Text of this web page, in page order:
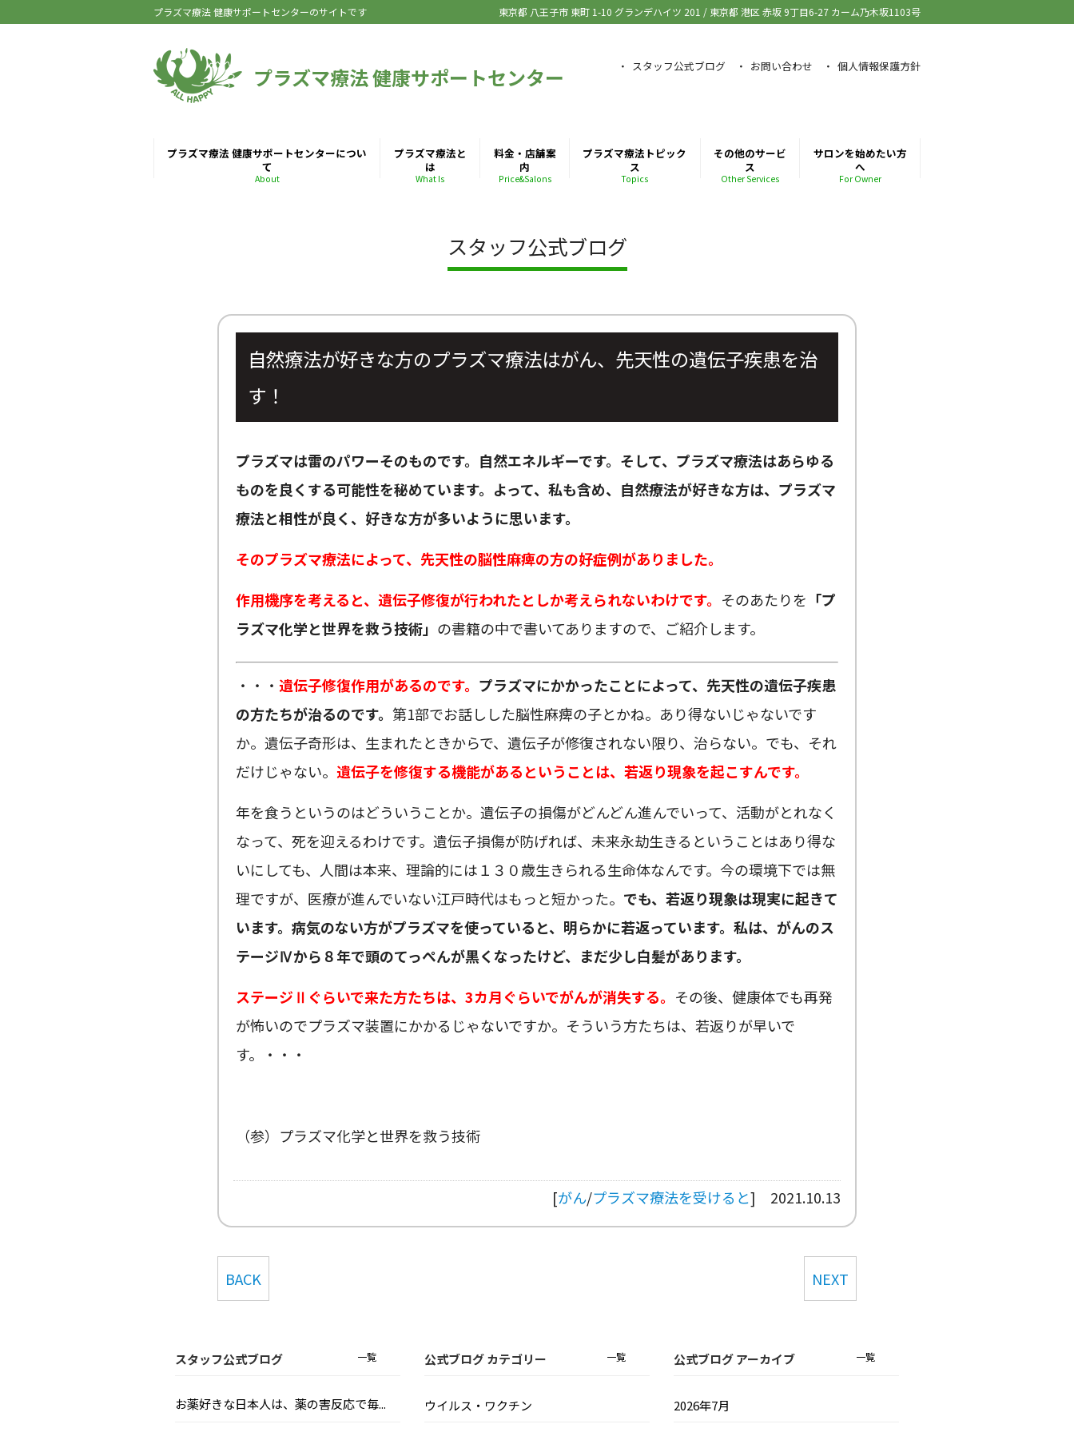
プラズマ療法 健康サポートセンターのサイトです 東京都 八王子市 東町 1-10 グランデハイツ 201 / 東京都 港区 赤坂 9丁目6-27 カーム乃木坂1103号
プラズマ療法 健康サポートセンター スタッフ公式ブログ お問い合わせ 個人情報保護方針
プラズマ療法 健康サポートセンターについ
て
About
プラズマ療法と
は
What Is
料金・店舗案
内
Price&Salons
プラズマ療法トピック
ス
Topics
その他のサービ
ス
Other Services
サロンを始めたい方
へ
For Owner
スタッフ公式ブログ
自然療法が好きな方のプラズマ療法はがん、先天性の遺伝子疾患を治
す！
プラズマは雷のパワーそのものです。自然エネルギーです。そして、プラズマ療法はあらゆる
ものを良くする可能性を秘めています。よって、私も含め、自然療法が好きな方は、プラズマ
療法と相性が良く、好きな方が多いように思います。
そのプラズマ療法によって、先天性の脳性麻痺の方の好症例がありました。
作用機序を考えると、遺伝子修復が行われたとしか考えられないわけです。 そのあたりを 「プ
ラズマ化学と世界を救う技術」 の書籍の中で書いてありますので、ご紹介します。
・・・ 遺伝子修復作用があるのです。 プラズマにかかったことによって、先天性の遺伝子疾患
の方たちが治るのです。 第1部でお話しした脳性麻痺の子とかね。あり得ないじゃないです
か。遺伝子奇形は、生まれたときからで、遺伝子が修復されない限り、治らない。でも、それ
だけじゃない。 遺伝子を修復する機能があるということは、若返り現象を起こすんです。
年を食うというのはどういうことか。遺伝子の損傷がどんどん進んでいって、活動がとれなく
なって、死を迎えるわけです。遺伝子損傷が防げれば、未来永劫生きるということはあり得な
いにしても、人間は本来、理論的には１３０歳生きられる生命体なんです。今の環境下では無
理ですが、医療が進んでいない江戸時代はもっと短かった。 でも、若返り現象は現実に起きて
います。病気のない方がプラズマを使っていると、明らかに若返っています。私は、がんのス
テージⅣから８年で頭のてっぺんが黒くなったけど、まだ少し白髪があります。
ステージⅡぐらいで来た方たちは、3カ月ぐらいでがんが消失する。 その後、健康体でも再発
が怖いのでプラズマ装置にかかるじゃないですか。そういう方たちは、若返りが早いで
す。・・・
（参）プラズマ化学と世界を救う技術
[がん/プラズマ療法を受けると] 2021.10.13
BACK NEXT
スタッフ公式ブログ 一覧
お薬好きな日本人は、薬の害反応で毎...
公式ブログ カテゴリー 一覧
ウイルス・ワクチン
公式ブログ アーカイブ 一覧
2026年7月